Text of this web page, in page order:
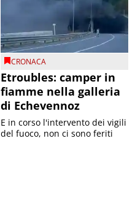
CRONACA
Etroubles: camper in
fiamme nella galleria
di Echevennoz
E in corso l'intervento dei vigili
del fuoco, non ci sono feriti